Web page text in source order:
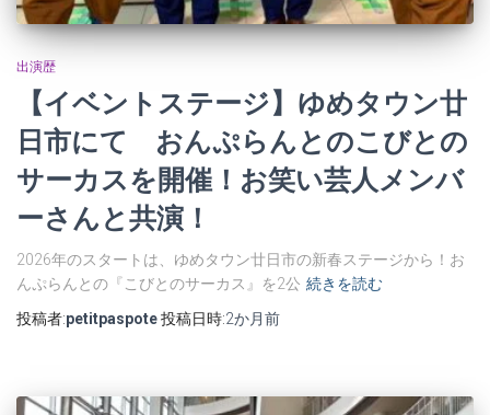
出演歴
【イベントステージ】ゆめタウン廿
日市にて おんぷらんとのこびとの
サーカスを開催！お笑い芸人メンバ
ーさんと共演！
2026年のスタートは、ゆめタウン廿日市の新春ステージから！お
んぷらんとの『こびとのサーカス』を2公 続きを読む
投稿者:petitpaspote投稿日時:2か月前